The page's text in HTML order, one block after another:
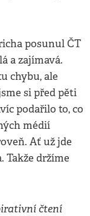
posunul ČT
a zajímavá.
chybu, ale
si před pěti
podařilo to, co
médií
Ať už jde
Takže držíme
čtení